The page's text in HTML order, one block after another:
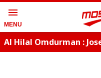
menu
MENU
Al Hilal Omdurman :